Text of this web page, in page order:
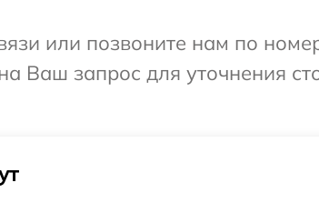
или позвоните нам по
Ваш запрос для уточнения